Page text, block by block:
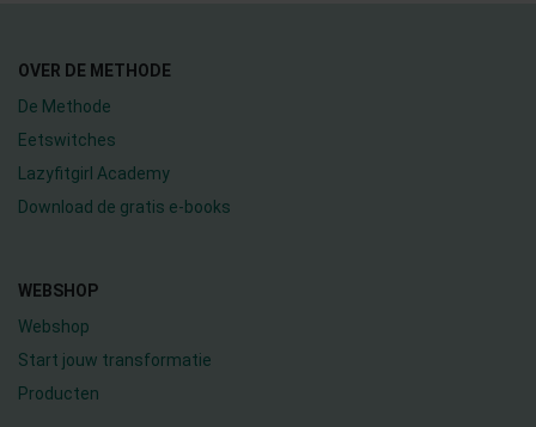
OVER DE METHODE
De Methode
Eetswitches
Lazyfitgirl Academy
Download de gratis e-books
WEBSHOP
Webshop
Start jouw transformatie
Producten